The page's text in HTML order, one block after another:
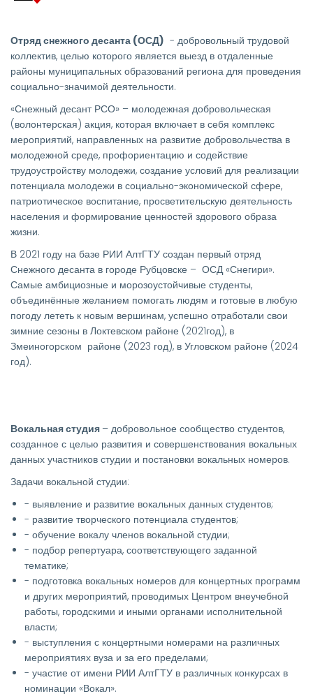
Отряд снежного десанта (ОСД) - добровольный трудовой
коллектив, целью которого является выезд в отдаленные
районы муниципальных образований региона для проведения
социально-значимой деятельности.
«Снежный десант РСО» – молодежная добровольческая
(волонтерская) акция, которая включает в себя комплекс
мероприятий, направленных на развитие добровольчества в
молодежной среде, профориентацию и содействие
трудоустройству молодежи, создание условий для реализации
потенциала молодежи в социально-экономической сфере,
патриотическое воспитание, просветительскую деятельность
населения и формирование ценностей здорового образа
жизни.
В 2021 году на базе РИИ АлтГТУ создан первый отряд
Снежного десанта в городе Рубцовске – ОСД «Снегири».
Самые амбициозные и морозоустойчивые студенты,
объединённые желанием помогать людям и готовые в любую
погоду лететь к новым вершинам, успешно отработали свои
зимние сезоны в Локтевском районе (2021год), в
Змеиногорском районе (2023 год), в Угловском районе (2024
год).
Вокальная студия – добровольное сообщество студентов,
созданное с целью развития и совершенствования вокальных
данных участников студии и постановки вокальных номеров.
Задачи вокальной студии:
- выявление и развитие вокальных данных студентов;
- развитие творческого потенциала студентов;
- обучение вокалу членов вокальной студии;
- подбор репертуара, соответствующего заданной
тематике;
- подготовка вокальных номеров для концертных программ
и других мероприятий, проводимых Центром внеучебной
работы, городскими и иными органами исполнительной
власти;
- выступления с концертными номерами на различных
мероприятиях вуза и за его пределами;
- участие от имени РИИ АлтГТУ в различных конкурсах в
номинации «Вокал».